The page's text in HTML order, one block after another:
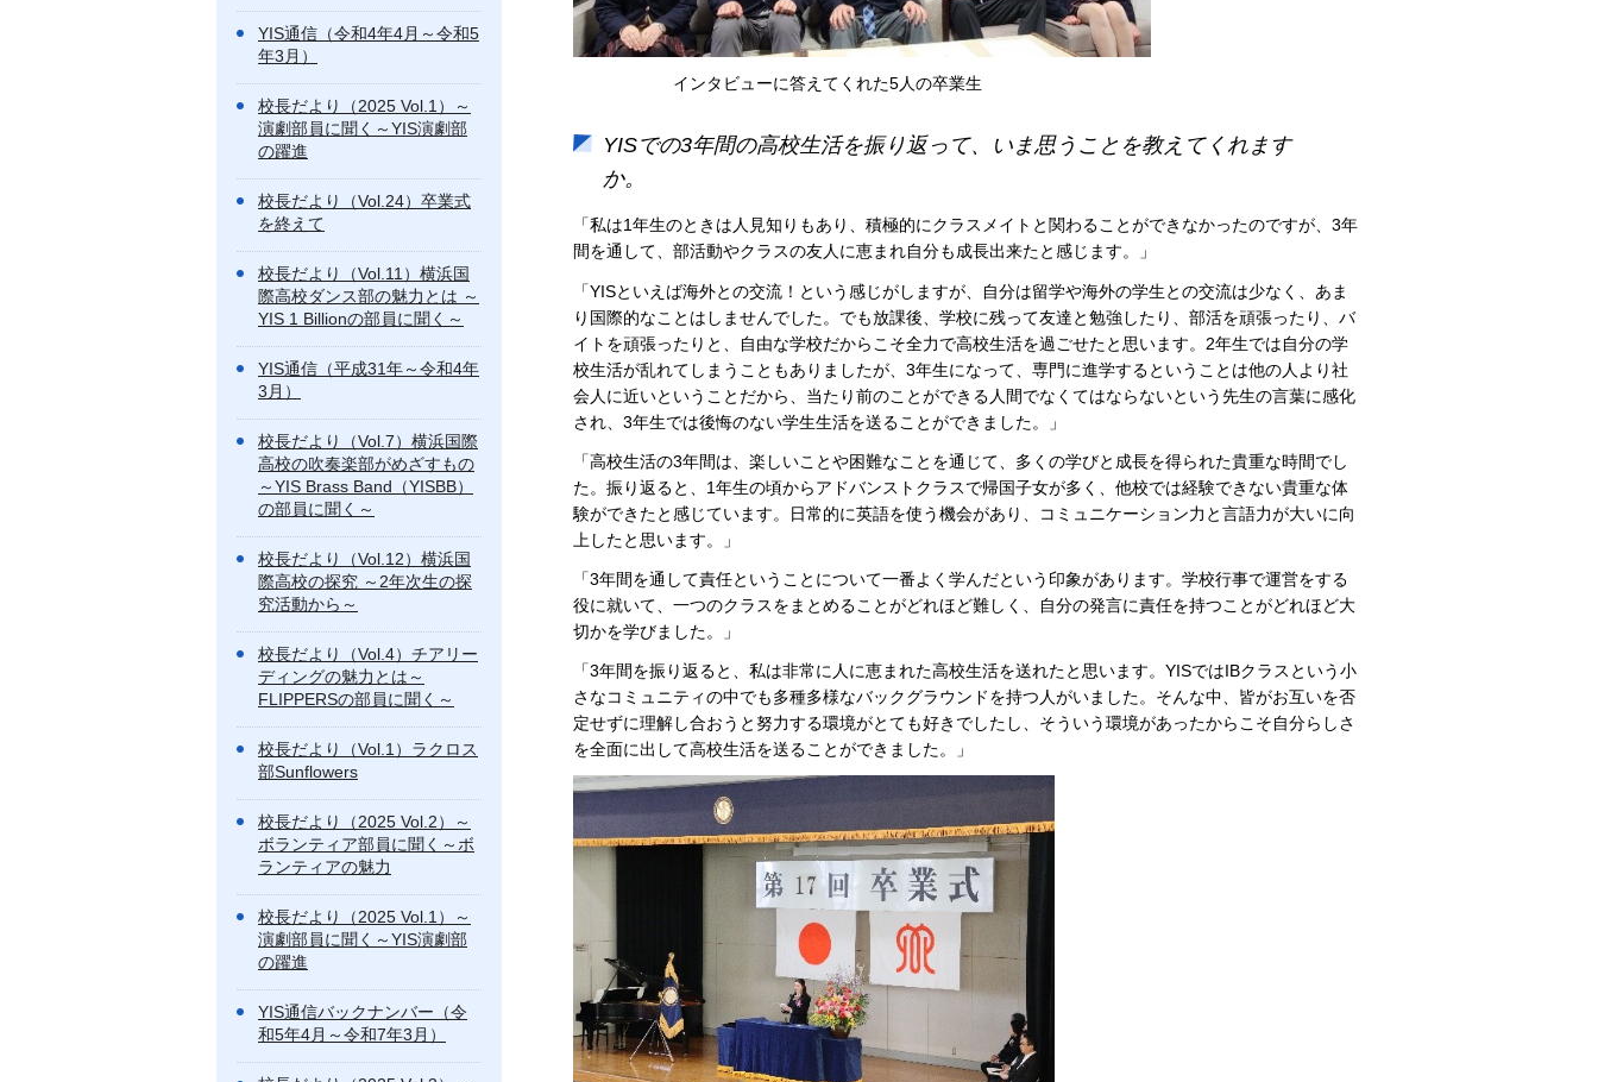
YIS通信（令和4年4月～令和5
年3月）
校長だより（2025 Vol.1）～
演劇部員に聞く～YIS演劇部
の躍進
校長だより（Vol.24）卒業式
を終えて
校長だより（Vol.11）横浜国
際高校ダンス部の魅力とは ～
YIS 1 Billionの部員に聞く～
YIS通信（平成31年～令和4年
3月）
校長だより（Vol.7）横浜国際
高校の吹奏楽部がめざすもの
～YIS Brass Band（YISBB）
の部員に聞く～
校長だより（Vol.12）横浜国
際高校の探究 ～2年次生の探
究活動から～
校長だより（Vol.4）チアリー
ディングの魅力とは～
FLIPPERSの部員に聞く～
校長だより（Vol.1）ラクロス
部Sunflowers
校長だより（2025 Vol.2）～
ボランティア部員に聞く～ボ
ランティアの魅力
校長だより（2025 Vol.1）～
演劇部員に聞く～YIS演劇部
の躍進
YIS通信バックナンバー（令
和5年4月～令和7年3月）
インタビューに答えてくれた5人の卒業生
YISでの3年間の高校生活を振り返って、いま思うことを教えてくれます
か。
「私は1年生のときは人見知りもあり、積極的にクラスメイトと関わることができなかったのですが、3年
間を通して、部活動やクラスの友人に恵まれ自分も成長出来たと感じます。」
「YISといえば海外との交流！という感じがしますが、自分は留学や海外の学生との交流は少なく、あま
り国際的なことはしませんでした。でも放課後、学校に残って友達と勉強したり、部活を頑張ったり、バ
イトを頑張ったりと、自由な学校だからこそ全力で高校生活を過ごせたと思います。2年生では自分の学
校生活が乱れてしまうこともありましたが、3年生になって、専門に進学するということは他の人より社
会人に近いということだから、当たり前のことができる人間でなくてはならないという先生の言葉に感化
され、3年生では後悔のない学生生活を送ることができました。」
「高校生活の3年間は、楽しいことや困難なことを通じて、多くの学びと成長を得られた貴重な時間でし
た。振り返ると、1年生の頃からアドバンストクラスで帰国子女が多く、他校では経験できない貴重な体
験ができたと感じています。日常的に英語を使う機会があり、コミュニケーション力と言語力が大いに向
上したと思います。」
「3年間を通して責任ということについて一番よく学んだという印象があります。学校行事で運営をする
役に就いて、一つのクラスをまとめることがどれほど難しく、自分の発言に責任を持つことがどれほど大
切かを学びました。」
「3年間を振り返ると、私は非常に人に恵まれた高校生活を送れたと思います。YISではIBクラスという小
さなコミュニティの中でも多種多様なバックグラウンドを持つ人がいました。そんな中、皆がお互いを否
定せずに理解し合おうと努力する環境がとても好きでしたし、そういう環境があったからこそ自分らしさ
を全面に出して高校生活を送ることができました。」